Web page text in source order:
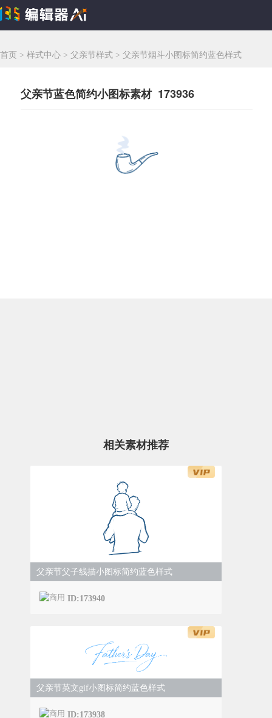
首页 > 样式中心 > 父亲节样式 > 父亲节烟斗小图标简约蓝色样式
父亲节蓝色简约小图标素材 173936
相关素材推荐
父亲节父子线描小图标简约蓝色样式
ID:173940
父亲节英文gif小图标简约蓝色样式
ID:173938